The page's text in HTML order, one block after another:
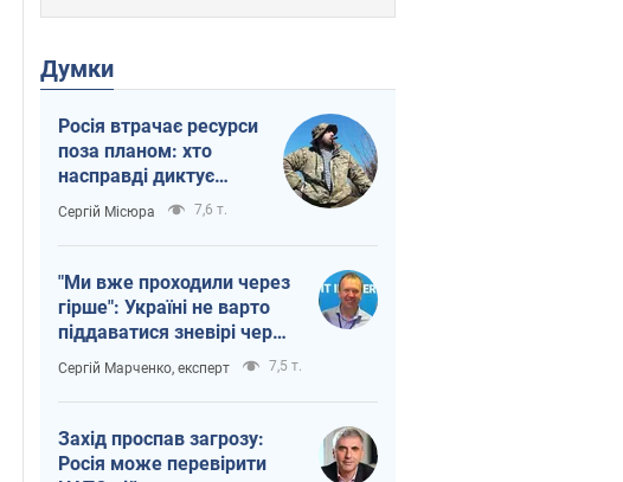
Думки
Росія втрачає ресурси
поза планом: хто
насправді диктує
темп війни
Сергій Місюра 7,6 т.
"Ми вже проходили через
гірше": Україні не варто
піддаватися зневірі через
ракетний терор
Сергій Марченко, експерт 7,5 т.
Захід проспав загрозу:
Росія може перевірити